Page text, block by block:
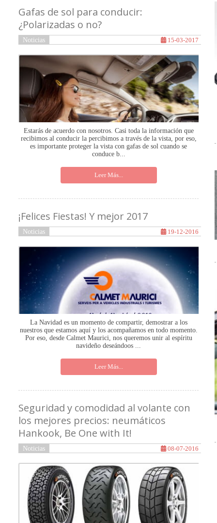
Gafas de sol para conducir:
¿Polarizadas o no?
Noticias 15-03-2017
Estarás de acuerdo con nosotros. Casi toda la información que
recibimos al conducir la percibimos a través de la vista, por eso,
es importante proteger la vista con gafas de sol cuando se
conduce b...
Leer Más...
¡Felices Fiestas! Y mejor 2017
Noticias 19-12-2016
La Navidad es un momento de compartir, demostrar a los
nuestros que estamos aquí y los acompañamos en todo momento.
Por eso, desde Calmet Maurici, nos queremos unir al espíritu
navideño deseándoos ...
Leer Más...
Seguridad y comodidad al volante con
los mejores precios: neumáticos
Hankook, Be One with It!
Noticias 08-07-2016